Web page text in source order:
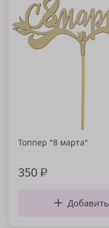
Топпер "8 марта"
350₽
Добавить